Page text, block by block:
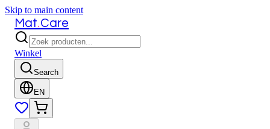
Skip to main content
Mat.Care
Winkel
Search
EN